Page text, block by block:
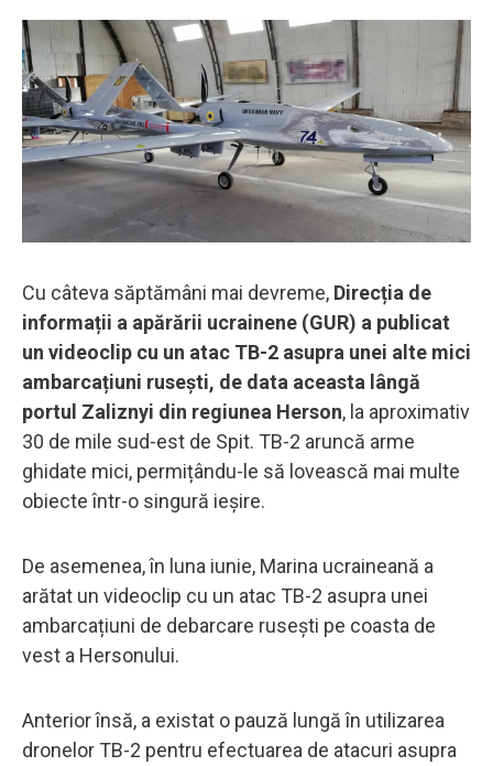
Cu câteva săptămâni mai devreme, Direcția de
informații a apărării ucrainene (GUR) a publicat
un videoclip cu un atac TB-2 asupra unei alte mici
ambarcațiuni rusești, de data aceasta lângă
portul Zaliznyi din regiunea Herson, la aproximativ
30 de mile sud-est de Spit. TB-2 aruncă arme
ghidate mici, permițându-le să lovească mai multe
obiecte într-o singură ieșire.
De asemenea, în luna iunie, Marina ucraineană a
arătat un videoclip cu un atac TB-2 asupra unei
ambarcațiuni de debarcare rusești pe coasta de
vest a Hersonului.
Anterior însă, a existat o pauză lungă în utilizarea
dronelor TB-2 pentru efectuarea de atacuri asupra